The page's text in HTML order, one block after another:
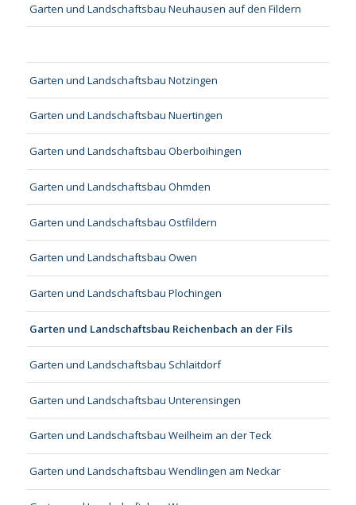
Garten und Landschaftsbau Neuhausen auf den Fildern
Garten und Landschaftsbau Notzingen
Garten und Landschaftsbau Nuertingen
Garten und Landschaftsbau Oberboihingen
Garten und Landschaftsbau Ohmden
Garten und Landschaftsbau Ostfildern
Garten und Landschaftsbau Owen
Garten und Landschaftsbau Plochingen
Garten und Landschaftsbau Reichenbach an der Fils
Garten und Landschaftsbau Schlaitdorf
Garten und Landschaftsbau Unterensingen
Garten und Landschaftsbau Weilheim an der Teck
Garten und Landschaftsbau Wendlingen am Neckar